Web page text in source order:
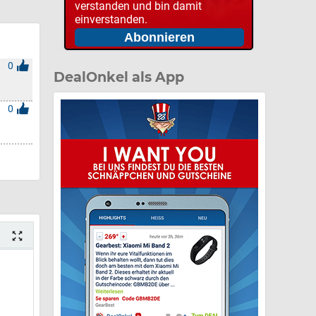
0
0
verstanden und bin damit
einverstanden.
DealOnkel als App